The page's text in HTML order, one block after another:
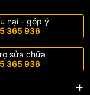
Chính
Horing chính
nại - góp ý
365 936
sửa chữa
365 936